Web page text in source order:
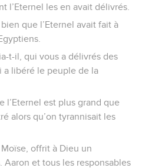
l’Eternel les en avait délivrés.
que l’Eternel avait fait à
t-il, qui vous a délivrés des
a libéré le peuple de la
l’Eternel est plus grand que
alors qu’on tyrannisait les
offrit à Dieu un
Aaron et tous les responsables